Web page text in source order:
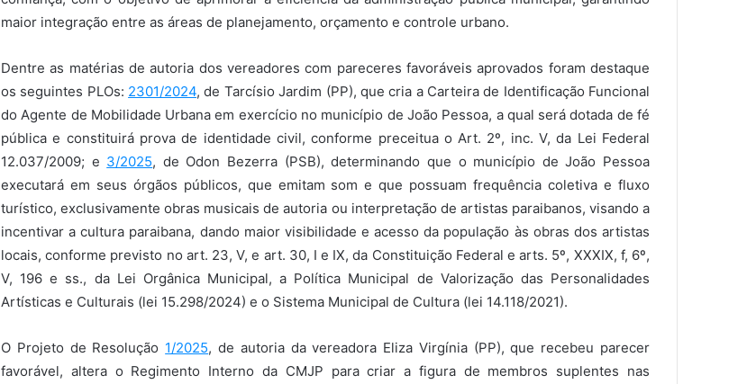
maior integração entre as áreas de planejamento, orçamento e controle urbano.
Dentre as matérias de autoria dos vereadores com pareceres favoráveis aprovados foram destaque
os seguintes PLOs: 2301/2024, de Tarcísio Jardim (PP), que cria a Carteira de Identificação Funcional
do Agente de Mobilidade Urbana em exercício no município de João Pessoa, a qual será dotada de fé
pública e constituirá prova de identidade civil, conforme preceitua o Art. 2º, inc. V, da Lei Federal
12.037/2009; e 3/2025, de Odon Bezerra (PSB), determinando que o município de João Pessoa
executará em seus órgãos públicos, que emitam som e que possuam frequência coletiva e fluxo
turístico, exclusivamente obras musicais de autoria ou interpretação de artistas paraibanos, visando a
incentivar a cultura paraibana, dando maior visibilidade e acesso da população às obras dos artistas
locais, conforme previsto no art. 23, V, e art. 30, I e IX, da Constituição Federal e arts. 5º, XXXIX, f, 6º,
V, 196 e ss., da Lei Orgânica Municipal, a Política Municipal de Valorização das Personalidades
Artísticas e Culturais (lei 15.298/2024) e o Sistema Municipal de Cultura (lei 14.118/2021).
O Projeto de Resolução 1/2025, de autoria da vereadora Eliza Virgínia (PP), que recebeu parecer
favorável, altera o Regimento Interno da CMJP para criar a figura de membros suplentes nas